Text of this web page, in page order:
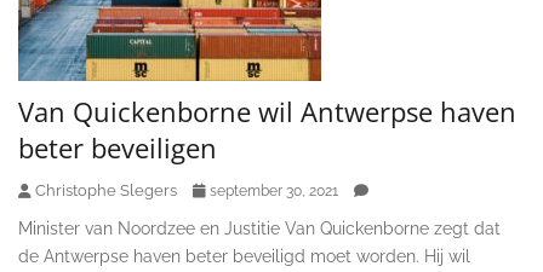
Van Quickenborne wil Antwerpse haven
beter beveiligen
Christophe Slegers september 30, 2021
Minister van Noordzee en Justitie Van Quickenborne zegt dat
de Antwerpse haven beter beveiligd moet worden. Hij wil